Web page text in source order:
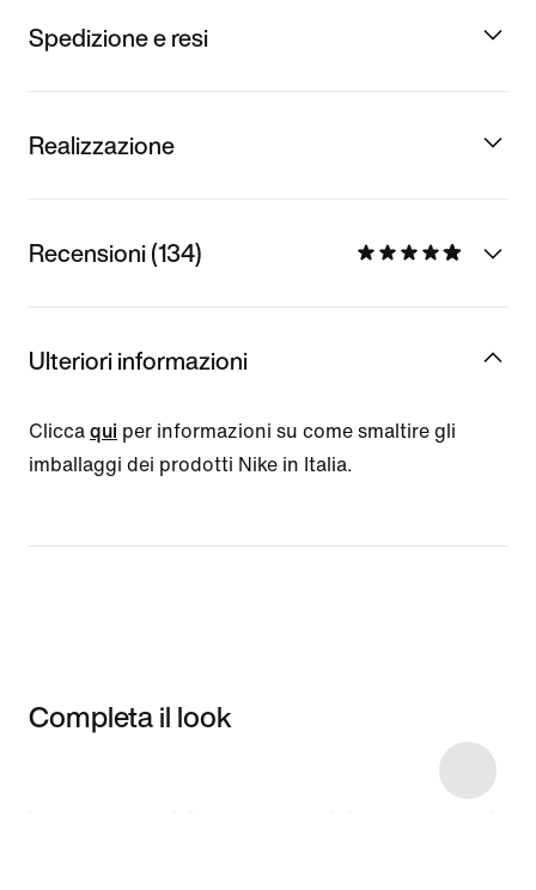
Spedizione e resi
Realizzazione
Recensioni (134)
Ulteriori informazioni
Clicca qui per informazioni su come smaltire gli
imballaggi dei prodotti Nike in Italia.
Completa il look